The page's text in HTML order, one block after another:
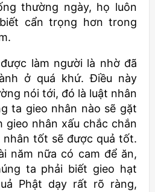
thường ngày, họ luôn
cẩn trọng hơn trong
làm người là nhờ đã
ở quá khứ. Điều này
nói tới, đó là luật nhân
ta gieo nhân nào sẽ gặt
gieo nhân xấu chắc chắn
nhân tốt sẽ được quả tốt.
năm nữa có cam để ăn,
ta phải biết gieo hạt
Phật dạy rất rõ ràng,